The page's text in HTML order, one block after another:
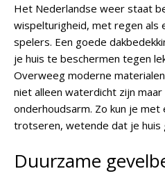
Het Nederlandse weer staat
wispelturigheid, met regen als
spelers. Een goede
je huis te beschermen tegen
Overweeg moderne
niet alleen waterdicht zijn maar
onderhoudsarm. Zo kun je
trotseren, wetende dat je huis
Duurzame